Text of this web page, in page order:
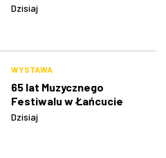
Dzisiaj
WYSTAWA
65 lat Muzycznego
Festiwalu w Łańcucie
Dzisiaj